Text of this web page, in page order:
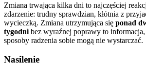
Zmiana trwająca kilka dni to najczęściej
zdarzenie: trudny sprawdzian, kłótnia z
wycieczką. Zmiana utrzymująca się ponad
tygodni bez wyraźnej poprawy to
sposoby radzenia sobie mogą nie wystarczać.
Nasilenie